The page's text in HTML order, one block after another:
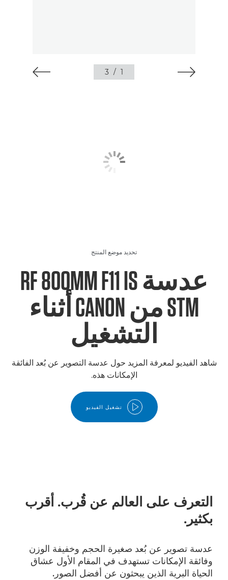
1
/
3
تحديد موضع المنتج
عدسة RF 800MM F11 IS
STM من CANON أثناء
التشغيل
شاهد الفيديو لمعرفة المزيد حول عدسة التصوير عن بُعد الفائقة
الإمكانات هذه.
تشغيل الفيديو
التعرف على العالم عن قُرب. أقرب
بكثير.
عدسة تصوير عن بُعد صغيرة الحجم وخفيفة الوزن
وفائقة الإمكانات تستهدف في المقام الأول عشاق
الحياة البرية الذين يبحثون عن أفضل الصور.